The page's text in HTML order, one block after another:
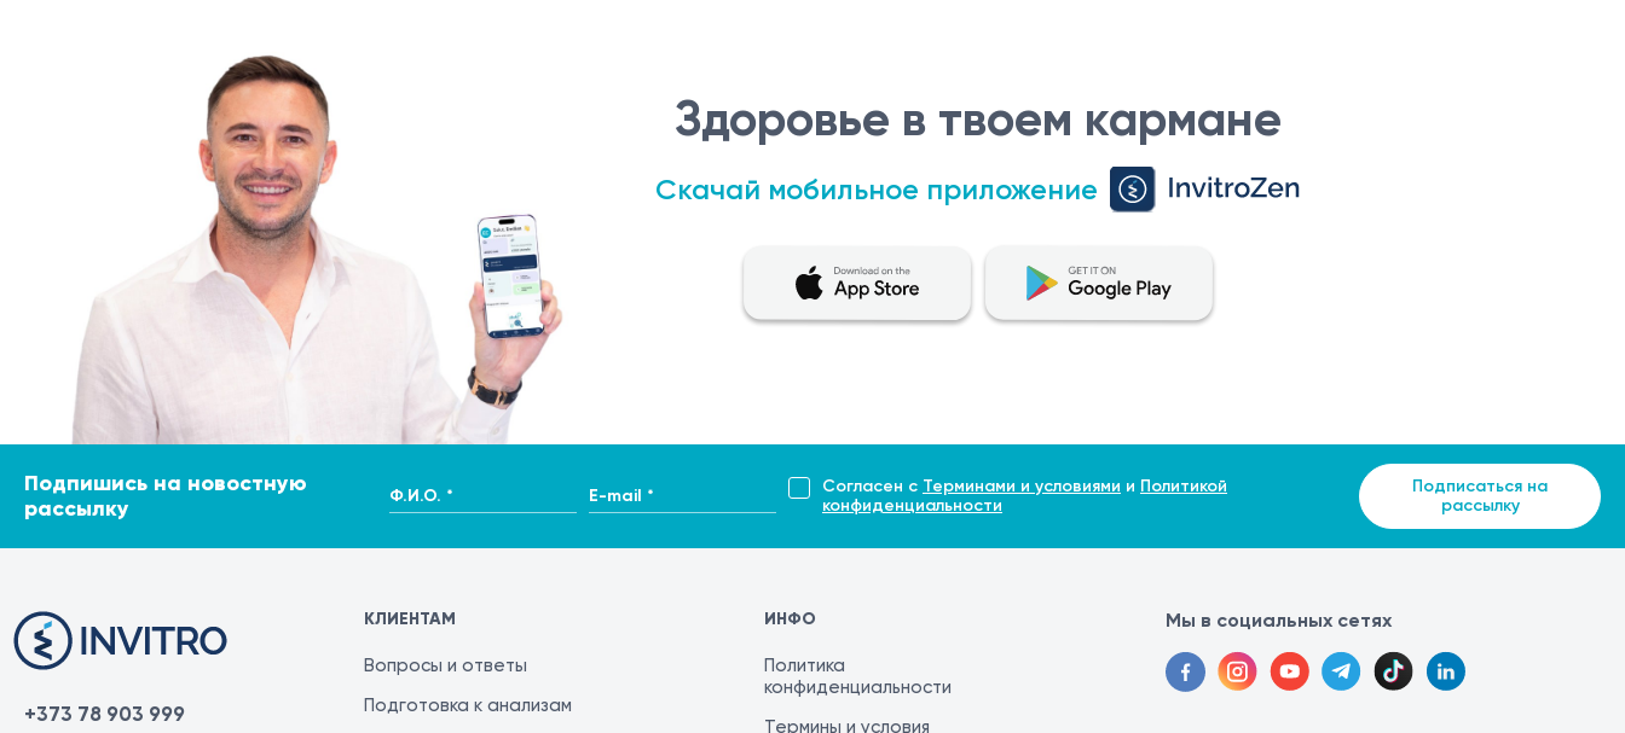
Здоровье в твоем кармане
Скачай мобильное приложение
Подпишись на новостную
рассылку
Ф.И.О. * E-mail * Согласен с Терминами и условиями и Политикой
конфиденциальности
Подписаться на
рассылку
+373 78 903 999
КЛИЕНТАМ
Вопросы и ответы
Подготовка к анализам
ИНФО
Политика
конфиденциальности
Термины и условия
Мы в социальных сетях